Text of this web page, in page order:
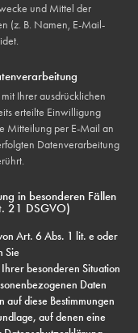
und Mittel der
(z. B. Namen, E-Mail-
Ihrer ausdrücklichen
erteilte Einwilligung
Mitteilung per E-Mail an
Datenverarbeitung
in besonderen Fällen
21 DSGVO)
Art. 6 Abs. 1 lit. e oder
Sie
besonderen Situation
Daten
diese Bestimmungen
auf denen eine